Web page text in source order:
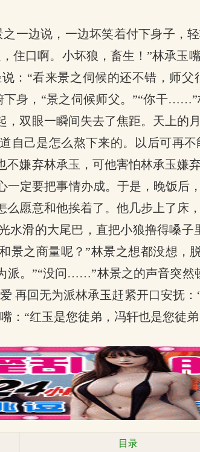
一边说，一边坏笑着付下身子，
住口啊。小坏狼，畜生！”林承
：“看来景之伺候的还不错，师
身，“景之伺候师父。”“你干
双眼一瞬间失去了焦距。天上的
自己是怎么熬下来的。以后可再
嫌弃林承玉，可他害怕林承玉
定要把事情办成。于是，晚饭后
愿意和他挨着了。他几步上了床
滑的大尾巴，直把小狼撸得嗓
景之商量呢？”林景之想都没想
派。”“没问……”林景之的声音突
再回无为派林承玉赶紧开口安抚
：“红玉是您徒弟，冯轩也是您徒
目录